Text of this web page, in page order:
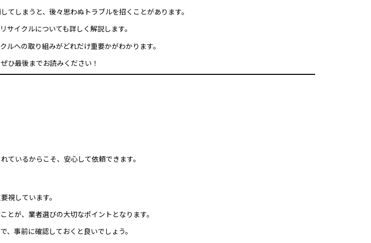
しまうと、後々思わぬトラブルを招くことがあります。
イクルについても詳しく解説します。
への取り組みがどれだけ重要かがわかります。
ひ最後までお読みください！
いるからこそ、安心して依頼できます。
視しています。
が、業者選びの大切なポイントとなります。
事前に確認しておくと良いでしょう。